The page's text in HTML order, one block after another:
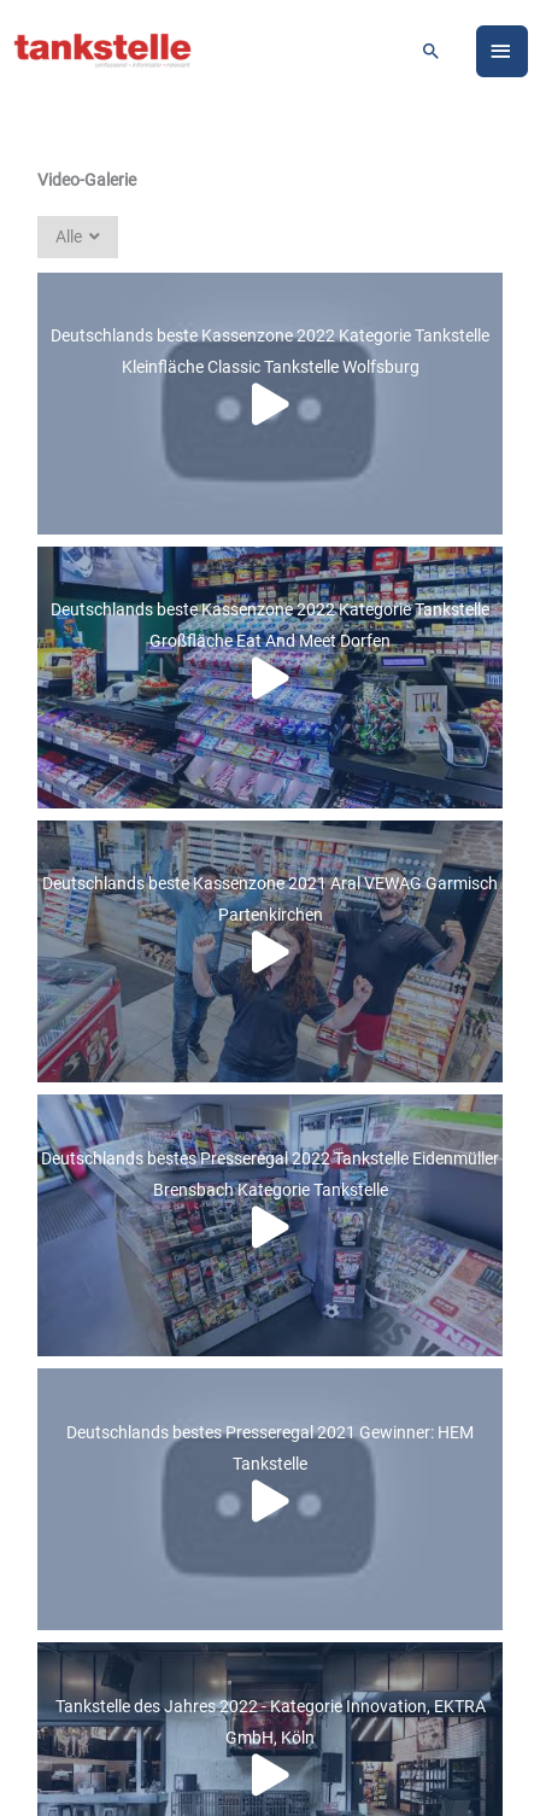
Inhalt
Suchen
Video-Galerie
Alle
Deutschlands beste Kassenzone 2022 Kategorie Tankstelle
Kleinfläche Classic Tankstelle Wolfsburg
Deutschlands beste Kassenzone 2022 Kategorie Tankstelle
Großfläche Eat And Meet Dorfen
Deutschlands beste Kassenzone 2021 Aral VEWAG Garmisch
Partenkirchen
Deutschlands bestes Presseregal 2022 Tankstelle Eidenmüller
Brensbach Kategorie Tankstelle
Deutschlands bestes Presseregal 2021 Gewinner: HEM
Tankstelle
Tankstelle des Jahres 2022 - Kategorie Innovation, EKTRA
GmbH, Köln